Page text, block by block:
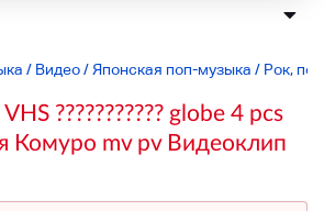
/ Видео/ Японская поп-музыка / Рок,
??????????? globe 4 pcs
Комуро mv pv Видеоклип